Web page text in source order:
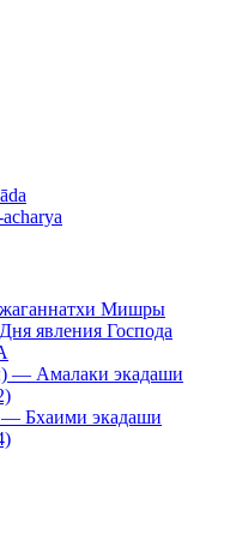
Мишры
явления Господа
— Амалаки экадаши
— Бхаими экадаши